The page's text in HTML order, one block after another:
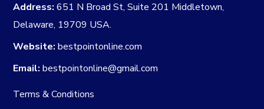
Address: 651 N Broad St, Suite 201 Middletown,
Delaware, 19709 USA.
Website: bestpointonline.com
Email: bestpointonline@gmail.com
Terms & Conditions